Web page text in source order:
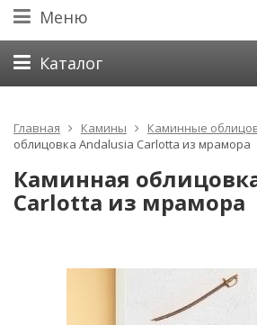
Меню
Каталог
Главная Камины Каминные
облицовка Andalusia Carlotta из мрамора
Каминная
Carlotta из мрамора